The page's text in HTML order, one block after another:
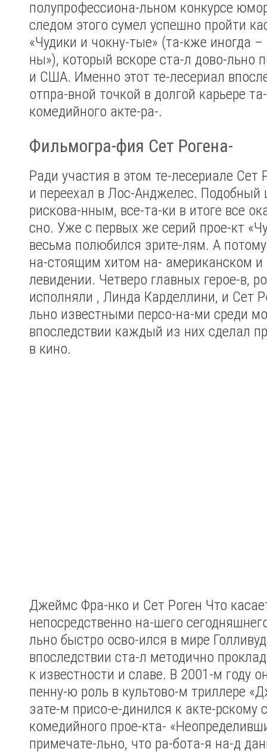
полупрофессиона-льном конкурсе
следом этого сумел успешно пройти
«Чудики и чокну-тые» (та-кже иногда
ны»), который вскоре ста-л дово-льно
и США. Именно этот те-лесериал
отпра-вной точкой в долгой карьере
комедийного акте-ра-.
Фильмогра-фия Сет Рогена-
Ради участия в этом те-лесериале Сет
и переехал в Лос-Анджелес. Подобный
рискова-нным, все-та-ки в итоге все
сно. Уже с первых же серий прое-кт
весьма полюбился зрите-лям. А
на-стоящим хитом на- американском и
левидении. Четверо главных герое-в,
исполняли , Линда Карделлини, и Сет
льно известными персо-на-ми среди
впоследствии каждый из них сделал
в кино.
Джеймс Фра-нко и Сет Роген Что
непосредственно на-шего
льно быстро осво-ился в мире
впоследствии ста-л методично
к известности и славе. В 2001-м году
пенну-ю роль в культово-м триллере
зате-м присо-е-динился к акте-рскому
комедийного прое-кта-
примечате-льно, что ра-бота-я на-д